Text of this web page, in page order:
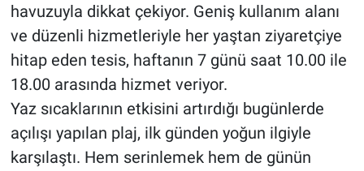
havuzuyla dikkat çekiyor. Geniş kullanım alanı
ve düzenli hizmetleriyle her yaştan ziyaretçiye
hitap eden tesis, haftanın 7 günü saat 10.00 ile
18.00 arasında hizmet veriyor.
Yaz sıcaklarının etkisini artırdığı bugünlerde
açılışı yapılan plaj, ilk günden yoğun ilgiyle
karşılaştı. Hem serinlemek hem de günün